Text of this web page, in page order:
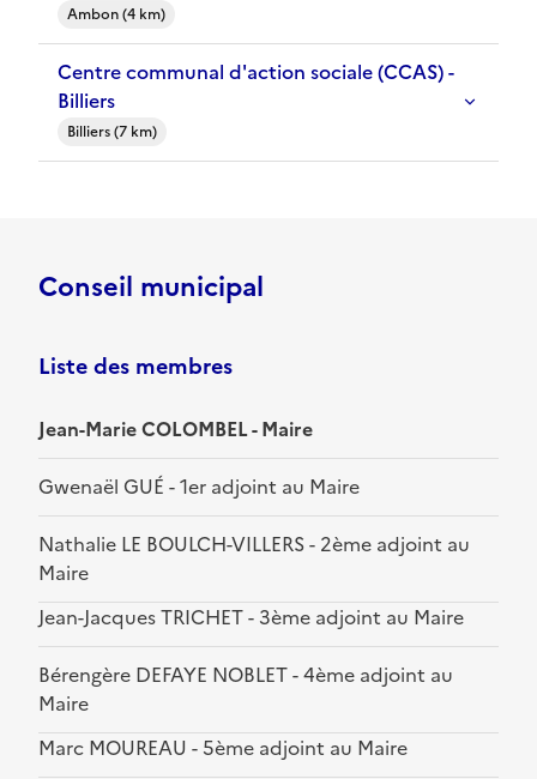
Ambon (4 km)
Centre communal d'action sociale (CCAS) -
Billiers
Billiers (7 km)
Conseil municipal
Liste des membres
Jean-Marie COLOMBEL - Maire
Gwenaël GUÉ - 1er adjoint au Maire
Nathalie LE BOULCH-VILLERS - 2ème adjoint au
Maire
Jean-Jacques TRICHET - 3ème adjoint au Maire
Bérengère DEFAYE NOBLET - 4ème adjoint au
Maire
Marc MOUREAU - 5ème adjoint au Maire